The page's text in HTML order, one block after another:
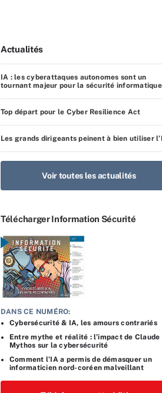
Actualités
IA : les cyberattaques autonomes sont un
tournant majeur pour la sécurité informatique
Top départ pour le Cyber Resilience Act
Les grands dirigeants peinent à bien utiliser
Voir toutes les actualités
Télécharger Information Sécurité
DANS CE NUMÉRO:
Cybersécurité & IA, les amours contrariés
Entre mythe et réalité : l’impact de Claude
Mythos sur la cybersécurité
Comment l’IA a permis de démasquer un
informaticien nord-coréen malveillant